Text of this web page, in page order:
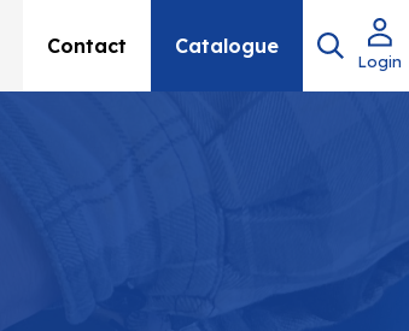
Contact Catalogue
Login